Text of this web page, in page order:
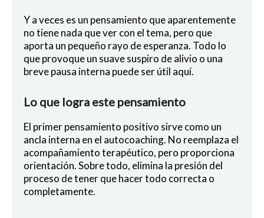
Y a veces es un pensamiento que aparentemente
no tiene nada que ver con el tema, pero que
aporta un pequeño rayo de esperanza. Todo lo
que provoque un suave suspiro de alivio o una
breve pausa interna puede ser útil aquí.
Lo que logra este pensamiento
El primer pensamiento positivo sirve como un
ancla interna en el autocoaching. No reemplaza el
acompañamiento terapéutico, pero proporciona
orientación. Sobre todo, elimina la presión del
proceso de tener que hacer todo correcta o
completamente.